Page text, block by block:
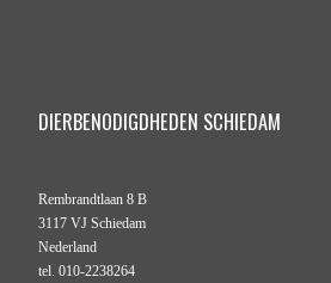
DIERBENODIGDHEDEN SCHIEDAM
Rembrandtlaan 8 B
3117 VJ Schiedam
Nederland
tel. 010-2238264